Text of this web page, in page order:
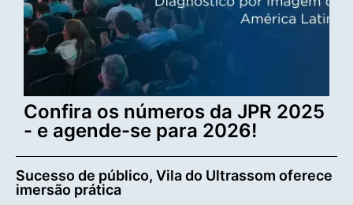
Confira os números da JPR 2025
- e agende-se para 2026!
Sucesso de público, Vila do Ultrassom oferece
imersão prática